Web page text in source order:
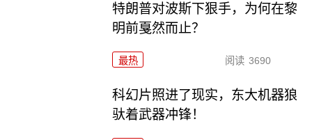
特朗普对波斯下狠手，为何在黎
明前戛然而止？
最热 阅读 3690
科幻片照进了现实，东大机器狼
驮着武器冲锋！